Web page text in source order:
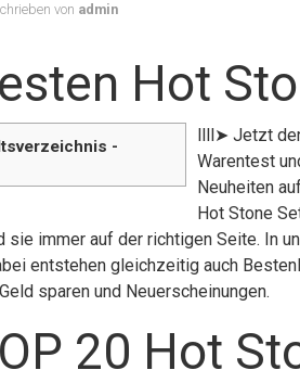
von admin
Hot
-
llll➤ Jetzt
Warentest
Neuheiten
Hot Stone
sie immer auf der richtigen Seite. In
entstehen gleichzeitig auch
sparen und Neuerscheinungen.
20 Hot